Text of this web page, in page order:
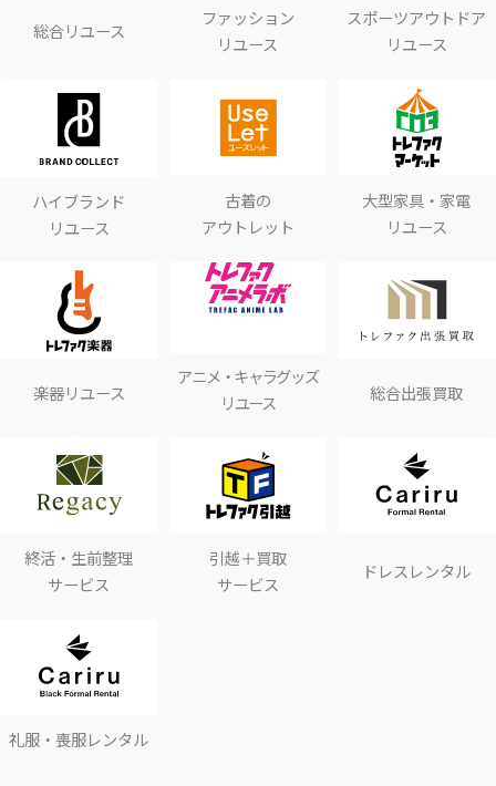
総合リユース
ファッション
リユース
スポーツアウトドア
リユース
ハイブランド
リユース
古着の
アウトレット
大型家具・家電
リユース
楽器リユース
アニメ・キャラグッズ
リユース
総合出張買取
終活・生前整理
サービス
引越＋買取
サービス
ドレスレンタル
礼服・喪服レンタル